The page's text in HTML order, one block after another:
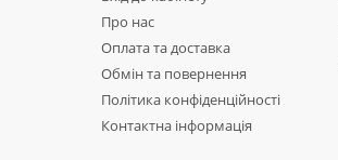
Про нас
Оплата та доставка
Обмін та повернення
Політика конфіденційності
Контактна інформація